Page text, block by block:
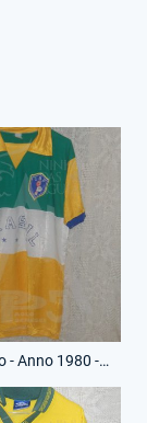
Maglia Gioco - Anno 1980 - 10 - (Fronte)